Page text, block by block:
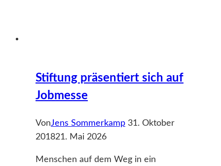
Stiftung präsentiert sich auf
Jobmesse
VonJens Sommerkamp 31. Oktober
201821. Mai 2026
Menschen auf dem Weg in ein